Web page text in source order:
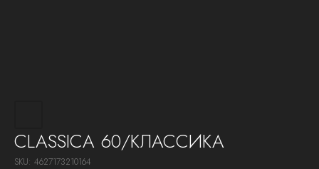
CLASSICA 60/КЛАССИКА
SKU: 4627173210164